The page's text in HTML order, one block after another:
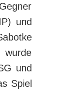
und
wurde
und
Spiel